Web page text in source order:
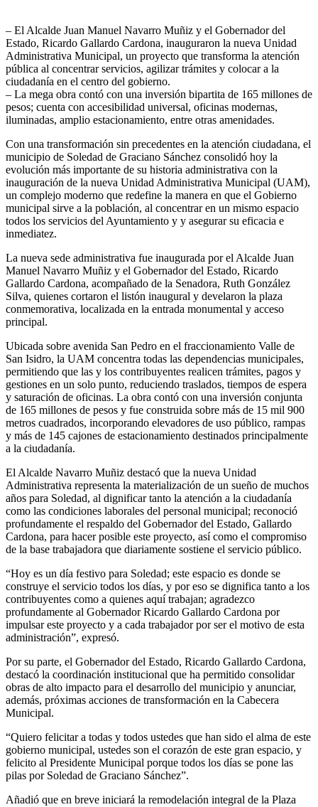
– El Alcalde Juan Manuel Navarro Muñiz y el Gobernador del
Estado, Ricardo Gallardo Cardona, inauguraron la nueva Unidad
Administrativa Municipal, un proyecto que transforma la atención
pública al concentrar servicios, agilizar trámites y colocar a la
ciudadanía en el centro del gobierno.
– La mega obra contó con una inversión bipartita de 165 millones de
pesos; cuenta con accesibilidad universal, oficinas modernas,
iluminadas, amplio estacionamiento, entre otras amenidades.
Con una transformación sin precedentes en la atención ciudadana, el
municipio de Soledad de Graciano Sánchez consolidó hoy la
evolución más importante de su historia administrativa con la
inauguración de la nueva Unidad Administrativa Municipal (UAM),
un complejo moderno que redefine la manera en que el Gobierno
municipal sirve a la población, al concentrar en un mismo espacio
todos los servicios del Ayuntamiento y y asegurar su eficacia e
inmediatez.
La nueva sede administrativa fue inaugurada por el Alcalde Juan
Manuel Navarro Muñiz y el Gobernador del Estado, Ricardo
Gallardo Cardona, acompañado de la Senadora, Ruth González
Silva, quienes cortaron el listón inaugural y develaron la plaza
conmemorativa, localizada en la entrada monumental y acceso
principal.
Ubicada sobre avenida San Pedro en el fraccionamiento Valle de
San Isidro, la UAM concentra todas las dependencias municipales,
permitiendo que las y los contribuyentes realicen trámites, pagos y
gestiones en un solo punto, reduciendo traslados, tiempos de espera
y saturación de oficinas. La obra contó con una inversión conjunta
de 165 millones de pesos y fue construida sobre más de 15 mil 900
metros cuadrados, incorporando elevadores de uso público, rampas
y más de 145 cajones de estacionamiento destinados principalmente
a la ciudadanía.
El Alcalde Navarro Muñiz destacó que la nueva Unidad
Administrativa representa la materialización de un sueño de muchos
años para Soledad, al dignificar tanto la atención a la ciudadanía
como las condiciones laborales del personal municipal; reconoció
profundamente el respaldo del Gobernador del Estado, Gallardo
Cardona, para hacer posible este proyecto, así como el compromiso
de la base trabajadora que diariamente sostiene el servicio público.
“Hoy es un día festivo para Soledad; este espacio es donde se
construye el servicio todos los días, y por eso se dignifica tanto a los
contribuyentes como a quienes aquí trabajan; agradezco
profundamente al Gobernador Ricardo Gallardo Cardona por
impulsar este proyecto y a cada trabajador por ser el motivo de esta
administración”, expresó.
Por su parte, el Gobernador del Estado, Ricardo Gallardo Cardona,
destacó la coordinación institucional que ha permitido consolidar
obras de alto impacto para el desarrollo del municipio y anunciar,
además, próximas acciones de transformación en la Cabecera
Municipal.
“Quiero felicitar a todas y todos ustedes que han sido el alma de este
gobierno municipal, ustedes son el corazón de este gran espacio, y
felicito al Presidente Municipal porque todos los días se pone las
pilas por Soledad de Graciano Sánchez”.
Añadió que en breve iniciará la remodelación integral de la Plaza